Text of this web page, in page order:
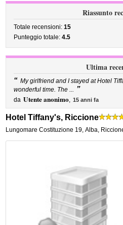
Riassunto
Totale recensioni:15
Punteggio totale:4.5
Ultima
“ My girlfriend and I stayed at Hotel
wonderful time. The ... ”
da Utente anonimo, 15 anni fa
Hotel Tiffany's, Riccione
Lungomare Costituzione 19,Alba,